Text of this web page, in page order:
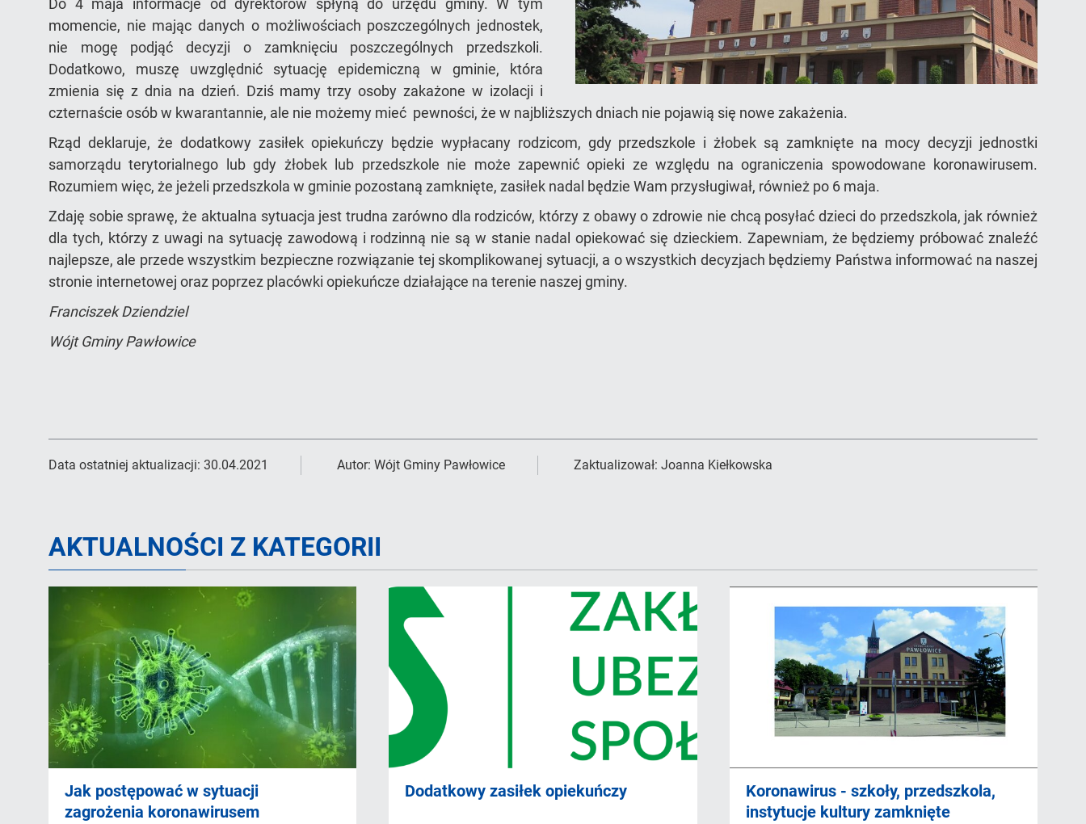
Do 4 maja informacje od dyrektorów spłyną do urzędu gminy. W tym
momencie, nie mając danych o możliwościach poszczególnych jednostek,
nie mogę podjąć decyzji o zamknięciu poszczególnych przedszkoli.
Dodatkowo, muszę uwzględnić sytuację epidemiczną w gminie, która
zmienia się z dnia na dzień. Dziś mamy trzy osoby zakażone w izolacji i
czternaście osób w kwarantannie, ale nie możemy mieć pewności, że w najbliższych dniach nie pojawią się nowe zakażenia.
Rząd deklaruje, że dodatkowy zasiłek opiekuńczy będzie wypłacany rodzicom, gdy przedszkole i żłobek są zamknięte na mocy decyzji jednostki
samorządu terytorialnego lub gdy żłobek lub przedszkole nie może zapewnić opieki ze względu na ograniczenia spowodowane koronawirusem.
Rozumiem więc, że jeżeli przedszkola w gminie pozostaną zamknięte, zasiłek nadal będzie Wam przysługiwał, również po 6 maja.
Zdaję sobie sprawę, że aktualna sytuacja jest trudna zarówno dla rodziców, którzy z obawy o zdrowie nie chcą posyłać dzieci do przedszkola, jak również
dla tych, którzy z uwagi na sytuację zawodową i rodzinną nie są w stanie nadal opiekować się dzieckiem. Zapewniam, że będziemy próbować znaleźć
najlepsze, ale przede wszystkim bezpieczne rozwiązanie tej skomplikowanej sytuacji, a o wszystkich decyzjach będziemy Państwa informować na naszej
stronie internetowej oraz poprzez placówki opiekuńcze działające na terenie naszej gminy.
Franciszek Dziendziel
Wójt Gminy Pawłowice
Data ostatniej aktualizacji: 30.04.2021 Autor: Wójt Gminy Pawłowice Zaktualizował: Joanna Kiełkowska
AKTUALNOŚCI Z KATEGORII
Jak postępować w sytuacji
zagrożenia koronawirusem
Dodatkowy zasiłek opiekuńczy
Koronawirus - szkoły, przedszkola,
instytucje kultury zamknięte